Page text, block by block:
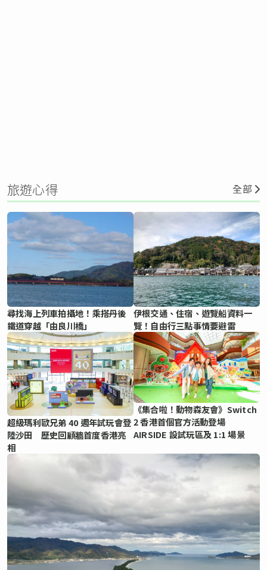
旅遊心得 全部
尋找海上列車拍攝地！乘搭丹後
鐵道穿越「由良川橋」
伊根交通、住宿、遊覽船資料一
覽！自由行三點事情要避雷
超級瑪利歐兄弟 40 週年試玩會登
陸沙田 歷史回顧牆首度香港亮
相
《集合啦！動物森友會》Switch
2 香港首個官方活動登場
AIRSIDE 設試玩區及 1:1 場景